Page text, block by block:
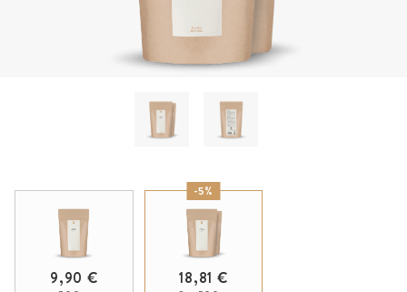
9,90 €
-5%
18,81 €